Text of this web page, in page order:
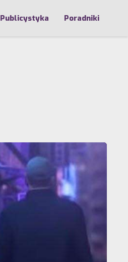
Publicystyka Poradniki